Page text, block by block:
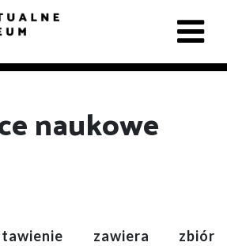
naukowe
zawiera zbiór